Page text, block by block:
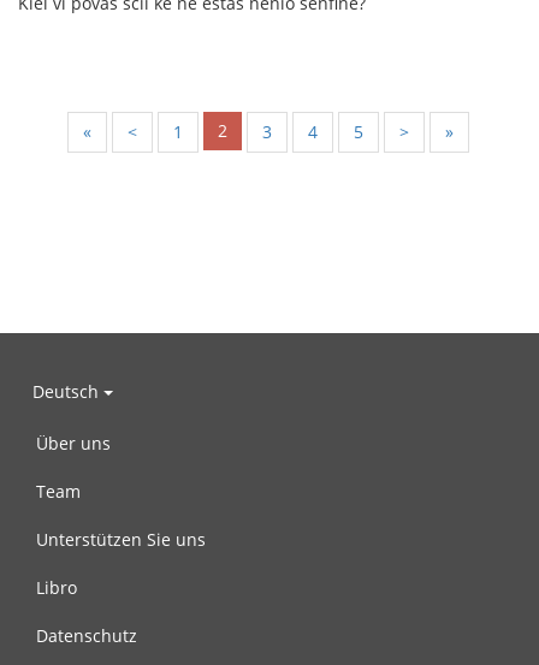
« < 1 2 3 4 5 > »
Deutsch
Über uns
Team
Unterstützen Sie uns
Libro
Datenschutz